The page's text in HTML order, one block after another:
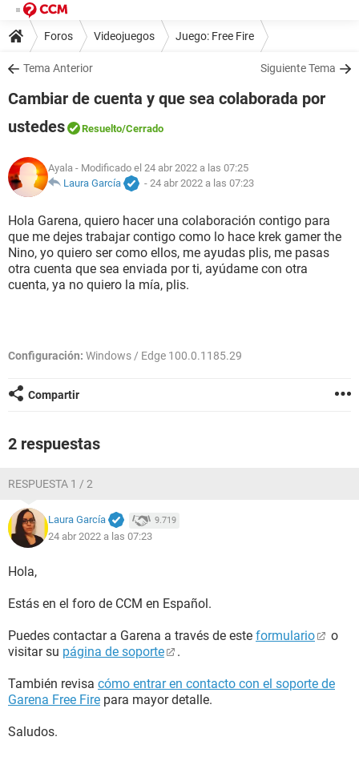
Foros Videojuegos Juego: Free Fire
Tema Anterior Siguiente Tema
Cambiar de cuenta y que sea colaborada por
ustedes
Resuelto/Cerrado
Ayala - Modificado el 24 abr 2022 a las 07:25
Laura García
- 24 abr 2022 a las 07:23
Hola Garena, quiero hacer una colaboración contigo para
que me dejes trabajar contigo como lo hace krek gamer the
Nino, yo quiero ser como ellos, me ayudas plis, me pasas
otra cuenta que sea enviada por ti, ayúdame con otra
cuenta, ya no quiero la mía, plis.
Configuración: Windows / Edge 100.0.1185.29
Compartir
2 respuestas
RESPUESTA 1 / 2
Laura García 9.719
24 abr 2022 a las 07:23
Hola,
Estás en el foro de CCM en Español.
Puedes contactar a Garena a través de este formulario
o
visitar su página de soporte .
También revisa cómo entrar en contacto con el soporte de
Garena Free Fire para mayor detalle.
Saludos.